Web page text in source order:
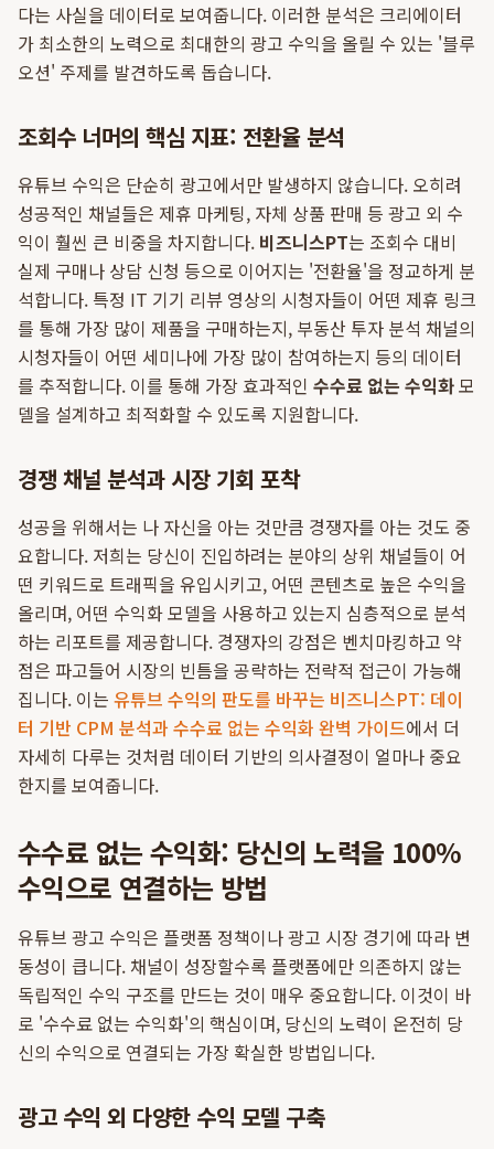
다는 사실을 데이터로 보여줍니다. 이러한 분석은 크리에이터
가 최소한의 노력으로 최대한의 광고 수익을 올릴 수 있는 '블루
오션' 주제를 발견하도록 돕습니다.
조회수 너머의 핵심 지표: 전환율 분석
유튜브 수익은 단순히 광고에서만 발생하지 않습니다. 오히려
성공적인 채널들은 제휴 마케팅, 자체 상품 판매 등 광고 외 수
익이 훨씬 큰 비중을 차지합니다. 비즈니스PT는 조회수 대비
실제 구매나 상담 신청 등으로 이어지는 '전환율'을 정교하게 분
석합니다. 특정 IT 기기 리뷰 영상의 시청자들이 어떤 제휴 링크
를 통해 가장 많이 제품을 구매하는지, 부동산 투자 분석 채널의
시청자들이 어떤 세미나에 가장 많이 참여하는지 등의 데이터
를 추적합니다. 이를 통해 가장 효과적인 수수료 없는 수익화모
델을 설계하고 최적화할 수 있도록 지원합니다.
경쟁 채널 분석과 시장 기회 포착
성공을 위해서는 나 자신을 아는 것만큼 경쟁자를 아는 것도 중
요합니다. 저희는 당신이 진입하려는 분야의 상위 채널들이 어
떤 키워드로 트래픽을 유입시키고, 어떤 콘텐츠로 높은 수익을
올리며, 어떤 수익화 모델을 사용하고 있는지 심층적으로 분석
하는 리포트를 제공합니다. 경쟁자의 강점은 벤치마킹하고 약
점은 파고들어 시장의 빈틈을 공략하는 전략적 접근이 가능해
집니다. 이는 유튜브 수익의 판도를 바꾸는 비즈니스PT: 데이
터 기반 CPM 분석과 수수료 없는 수익화 완벽 가이드에서 더
자세히 다루는 것처럼 데이터 기반의 의사결정이 얼마나 중요
한지를 보여줍니다.
수수료 없는 수익화: 당신의 노력을 100%
수익으로 연결하는 방법
유튜브 광고 수익은 플랫폼 정책이나 광고 시장 경기에 따라 변
동성이 큽니다. 채널이 성장할수록 플랫폼에만 의존하지 않는
독립적인 수익 구조를 만드는 것이 매우 중요합니다. 이것이 바
로 '수수료 없는 수익화'의 핵심이며, 당신의 노력이 온전히 당
신의 수익으로 연결되는 가장 확실한 방법입니다.
광고 수익 외 다양한 수익 모델 구축